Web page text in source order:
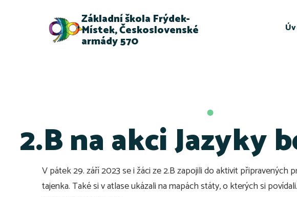
Základní škola Frýdek-
Místek, Československé
armády 570
2.B na akci Jazyky
V pátek 29. září 2023 se i žáci ze 2.B zapojili do aktivit
tajenka. Také si v atlase ukázali na mapách státy, o kterých si